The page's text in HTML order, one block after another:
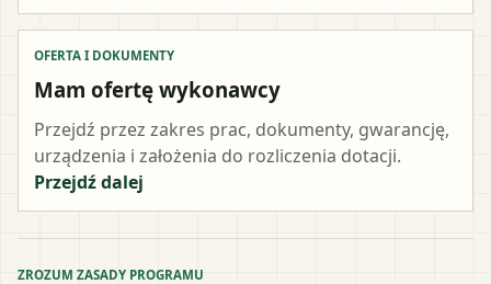
OFERTA I DOKUMENTY
Mam ofertę wykonawcy
Przejdź przez zakres prac, dokumenty, gwarancję,
urządzenia i założenia do rozliczenia dotacji.
Przejdź dalej
ZROZUM ZASADY PROGRAMU